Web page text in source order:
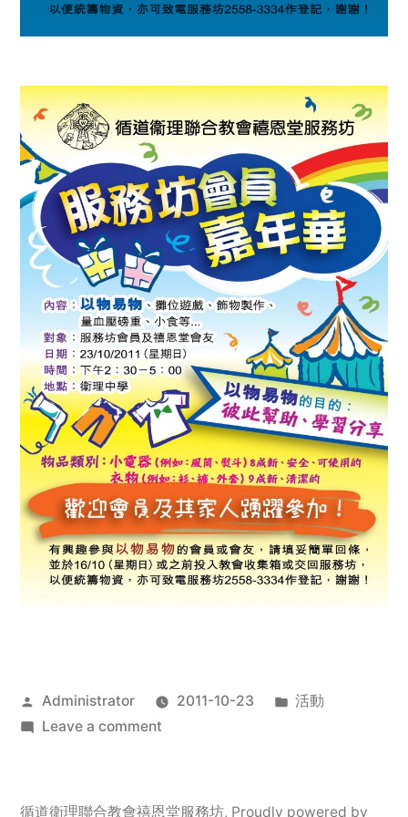
Posted
by
Administrator 2011-10-23
Posted
活動
Leave a commenton
服
循道衛理聯合教會禧恩堂服務坊, Proudly powered by